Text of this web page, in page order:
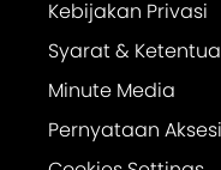
Kebijakan Privasi
Syarat &
Minute Media
Pernyataan